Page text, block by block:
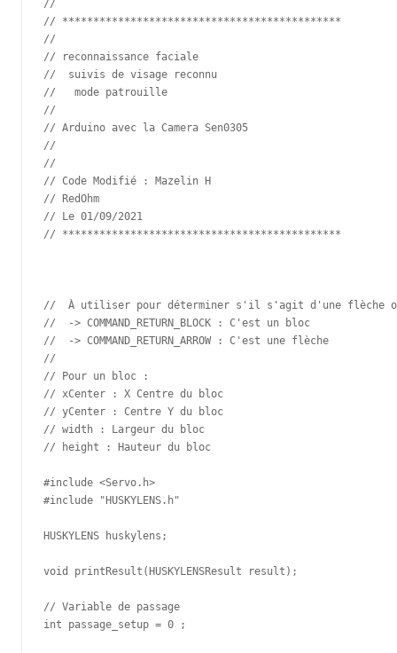
//
// *********************************************
//
// reconnaissance faciale
//  suivis de visage reconnu
//   mode patrouille
//
// Arduino avec la Camera Sen0305
//
//
// Code Modifié : Mazelin H
// RedOhm
// Le 01/09/2021
// *********************************************
//  À utiliser pour déterminer s'il s'agit d'une flèche
//  -> COMMAND_RETURN_BLOCK : C'est un bloc
//  -> COMMAND_RETURN_ARROW : C'est une flèche
//
// Pour un bloc :
// xCenter : X Centre du bloc
// yCenter : Centre Y du bloc
// width : Largeur du bloc
// height : Hauteur du bloc
#include <Servo.h>
#include "HUSKYLENS.h"
HUSKYLENS huskylens;
void printResult(HUSKYLENSResult result);
// Variable de passage
int passage_setup = 0 ;